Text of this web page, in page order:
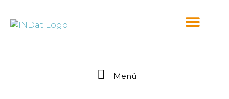
Menü